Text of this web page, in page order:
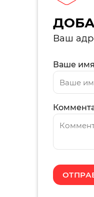
Ваш
Ваше